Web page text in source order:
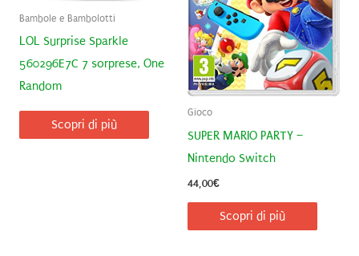
Bambole e Bambolotti
LOL Surprise Sparkle
560296E7C 7 sorprese, One
Random
Scopri di più
Gioco
SUPER MARIO PARTY –
Nintendo Switch
44,00€
Scopri di più